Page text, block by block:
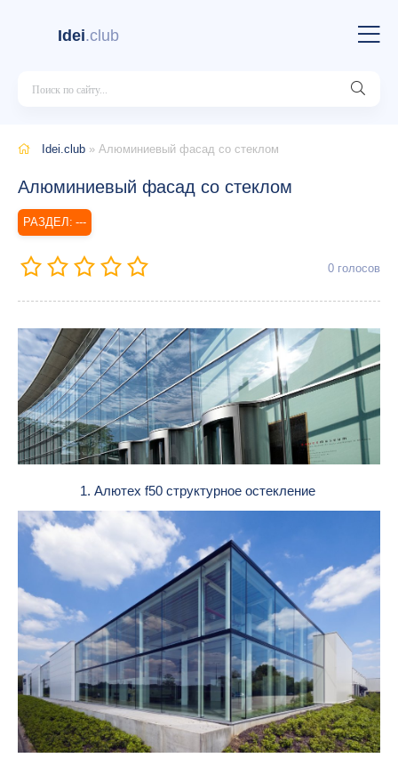
Idei.club
Idei.club » Алюминиевый фасад со стеклом
Алюминиевый фасад со стеклом
---
0 голосов
1. Алютех f50 структурное остекление